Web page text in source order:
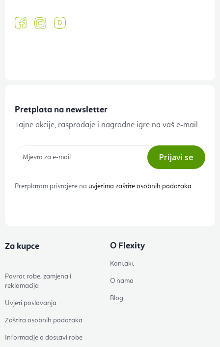
Pretplata na newsletter
Tajne akcije, rasprodaje i nagradne igre na vaš e-mail
Prijavi se
Pretplatom pristajete na uvjetima zaštite osobnih podataka
Za kupce
Povrat robe, zamjena i
reklamacija
Uvjeti poslovanja
Zaštita osobnih podataka
Informacije o dostavi robe
O Flexity
Kontakt
O nama
Blog